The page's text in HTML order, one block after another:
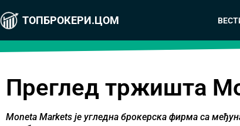
ТОПБРОКЕРИ.ЦОМ
Преглед тржишта
Moneta Markets је угледна брокерска фирма са